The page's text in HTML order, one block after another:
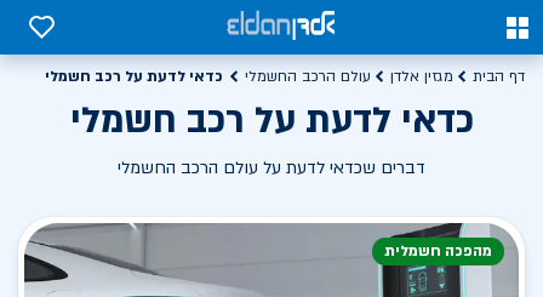
0
0
דף הבית מגזין אלדן עולם הרכב החשמלי כדאי לדעת על רכב חשמלי
כדאי לדעת על רכב חשמלי
דברים שכדאי לדעת על עולם הרכב החשמלי
מהפכה חשמלית